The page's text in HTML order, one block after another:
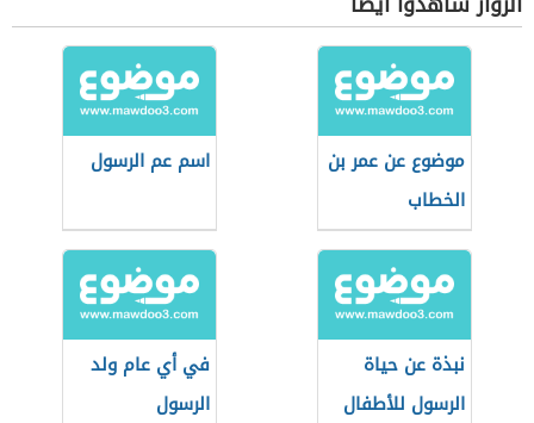
موضوع عن عمر بن
الخطاب
اسم عم الرسول
نبذة عن حياة
الرسول للأطفال
في أي عام ولد
الرسول